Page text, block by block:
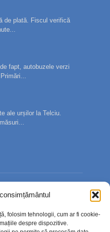
folosim tehnologii, cum ar fi cookie-
despre dispozitive.
de plată. Fiscul verifică
fapt, autobuzele verzi
ale urșilor la Telciu.